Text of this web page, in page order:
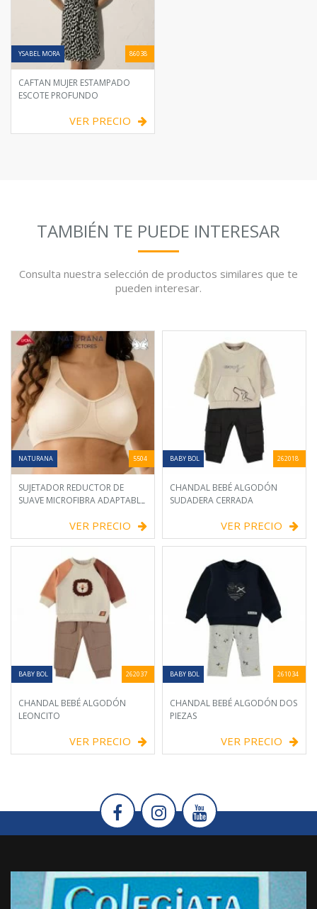
YSABEL MORA 86038
CAFTAN MUJER ESTAMPADO
ESCOTE PROFUNDO
VER PRECIO
TAMBIÉN TE PUEDE INTERESAR
Consulta nuestra selección de productos similares que te
pueden interesar.
NATURANA 5504
SUJETADOR REDUCTOR DE
SUAVE MICROFIBRA ADAPTABLE
VER PRECIO
BABY BOL 262018
CHANDAL BEBÉ ALGODÓN
SUDADERA CERRADA
VER PRECIO
BABY BOL 262037
CHANDAL BEBÉ ALGODÓN
LEONCITO
VER PRECIO
BABY BOL 261034
CHANDAL BEBÉ ALGODÓN DOS
PIEZAS
VER PRECIO